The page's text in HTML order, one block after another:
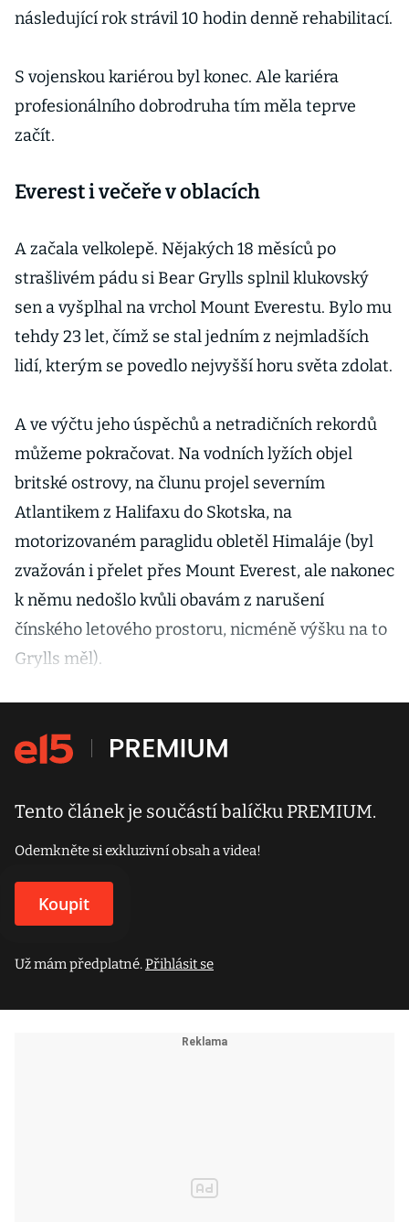
následující rok strávil 10 hodin denně rehabilitací.
S vojenskou kariérou byl konec. Ale kariéra
profesionálního dobrodruha tím měla teprve
začít.
Everest i večeře v oblacích
A začala velkolepě. Nějakých 18 měsíců po
strašlivém pádu si Bear Grylls splnil klukovský
sen a vyšplhal na vrchol Mount Everestu. Bylo mu
tehdy 23 let, čímž se stal jedním z nejmladších
lidí, kterým se povedlo nejvyšší horu světa zdolat.
A ve výčtu jeho úspěchů a netradičních rekordů
můžeme pokračovat. Na vodních lyžích objel
britské ostrovy, na člunu projel severním
Atlantikem z Halifaxu do Skotska, na
motorizovaném paraglidu obletěl Himaláje (byl
zvažován i přelet přes Mount Everest, ale nakonec
k němu nedošlo kvůli obavám z narušení
čínského letového prostoru, nicméně výšku na to
Grylls měl).
Tento článek je součástí balíčku PREMIUM.
Odemkněte si exkluzivní obsah a videa!
Koupit
Už mám předplatné.Přihlásit se